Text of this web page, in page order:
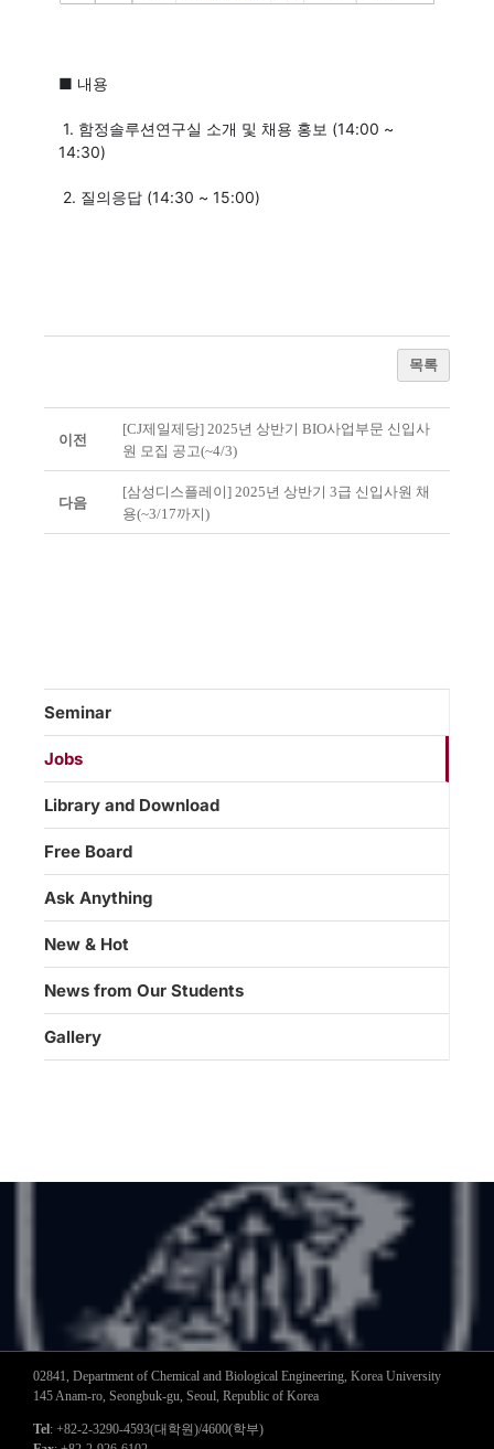
■ 내용
1. 함정솔루션연구실 소개 및 채용 홍보 (14:00 ~
14:30)
2. 질의응답 (14:30 ~ 15:00)
목록
이전
[CJ제일제당] 2025년 상반기 BIO사업부문 신입사
원 모집 공고(~4/3)
다음
[삼성디스플레이] 2025년 상반기 3급 신입사원 채
용(~3/17까지)
Seminar
Jobs
Library and Download
Free Board
Ask Anything
New & Hot
News from Our Students
Gallery
02841, Department of Chemical and Biological Engineering, Korea University
145 Anam-ro, Seongbuk-gu, Seoul, Republic of Korea
Tel: +82-2-3290-4593(대학원)/4600(학부)